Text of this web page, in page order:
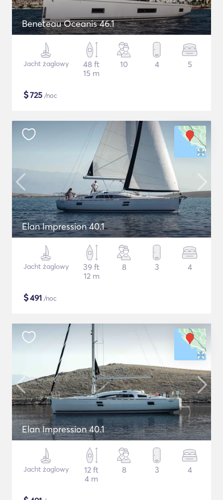
Beneteau Oceanis 46.1
Jacht żaglowy
48 ft
15 m
10 4 5
$725 /noc
Elan Impression 40.1
Jacht żaglowy
39 ft
12 m
8 3 4
$491 /noc
Elan Impression 40.1
Jacht żaglowy
12 ft
4 m
8 3 4